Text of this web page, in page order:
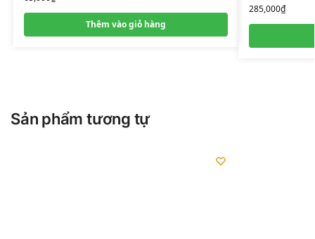
Thêm vào giỏ hàng
285,000₫
Sản phẩm tương tự